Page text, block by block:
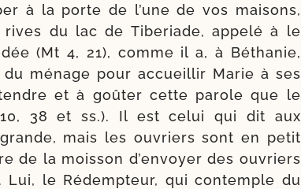
à la porte de l’une de vos mai­sons,
du lac de Tiberiade, appe­lé à le
(Mt 4, 21), comme il a, à Béthanie,
du ménage pour accueillir Marie à ses
et à goû­ter cette parole que le
10, 38 et ss.). Il est celui qui dit aux
mais les ouvriers sont en petit
de la mois­son d’en­voyer des ouvriers
Lui, le Rédempteur, qui contemple du